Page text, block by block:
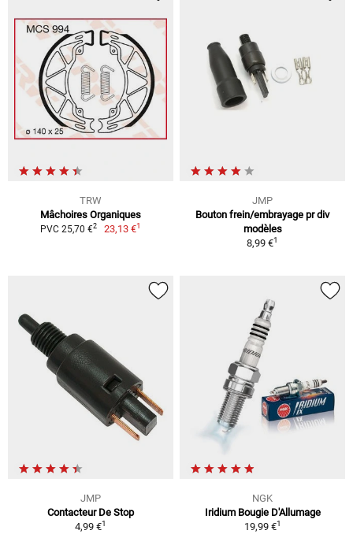
TRW
Mâchoires Organiques
PVC 25,70 €2 23,13 €1
JMP
Bouton frein/embrayage pr div
modèles
8,99 €1
JMP
Contacteur De Stop
4,99 €1
NGK
Iridium Bougie D'Allumage
19,99 €1